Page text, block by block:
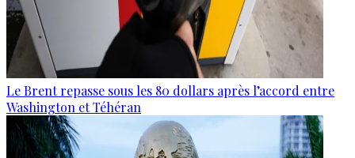
Le Brent repasse sous les 80 dollars après l’accord entre
Washington et Téhéran